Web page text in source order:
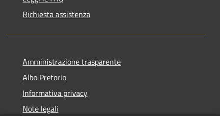
Richiesta assistenza
Amministrazione trasparente
Albo Pretorio
Informativa privacy
Note legali